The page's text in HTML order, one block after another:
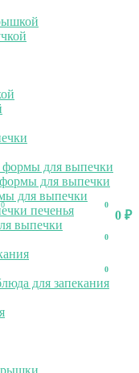
0
0 ₽
0
0
0
формы для выпечки
для выпечки
для выпечки
печенья
выпечки
для запекания